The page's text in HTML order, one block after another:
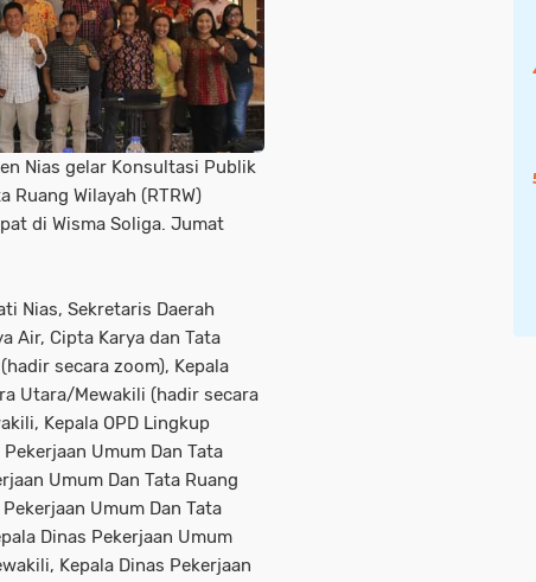
Nias gelar Konsultasi Publik
Ruang Wilayah (RTRW)
di Wisma Soliga. Jumat
Nias, Sekretaris Daerah
Air, Cipta Karya dan Tata
secara zoom), Kepala
Utara/Mewakili (hadir secara
Kepala OPD Lingkup
Umum Dan Tata
Umum Dan Tata Ruang
Umum Dan Tata
Dinas Pekerjaan Umum
Kepala Dinas Pekerjaan